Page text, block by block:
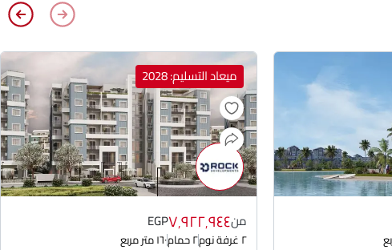
ميعاد التسليم: 2028
من٧٬٩٢٢٬٩٤٤EGP
٢ غرفة نوم ٢ حمام ١٦٠ متر مربع